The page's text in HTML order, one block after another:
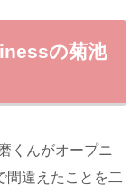
の菊池
くんがオープニ
間違えたことを二